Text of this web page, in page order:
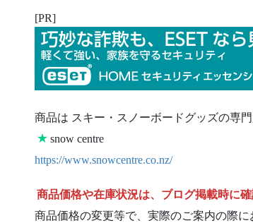
[PR]
商品は スキー・スノーボードグッズの専門
★ snow centre
https://www.snowcentre.co.nz/
商品価格や在庫状況は、ブログ掲載時に確
商品価格の変更等で、実際のご案内の際